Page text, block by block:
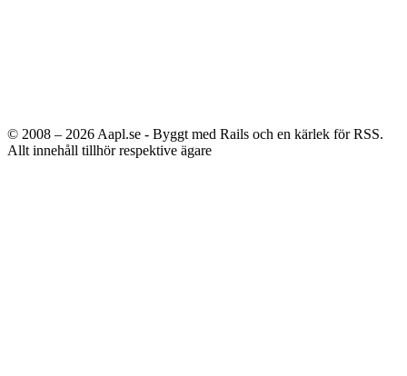
© 2008 – 2026Aapl.se - Byggt med Rails och en kärlek för RSS.
Allt innehåll tillhör respektive ägare